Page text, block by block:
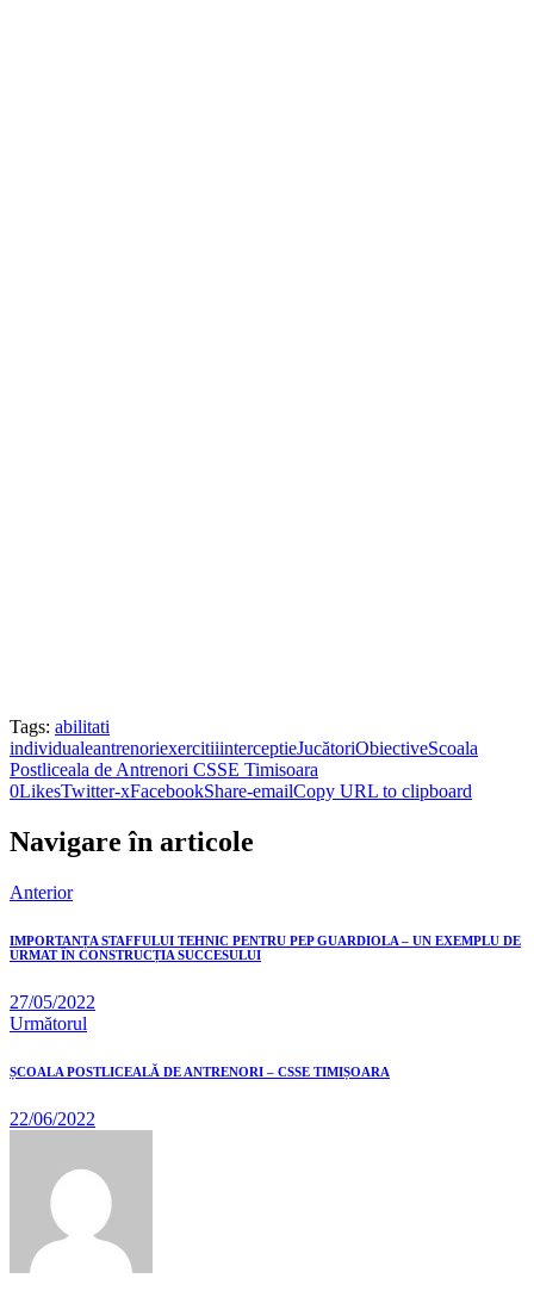
Tags: abilitati
individualeantrenoriexercitiiinterceptieJucătoriObiectiveScoala
Postliceala de Antrenori CSSE Timisoara
0LikesTwitter-xFacebookShare-emailCopy URL to clipboard
Navigare în articole
Anterior
IMPORTANȚA STAFFULUI TEHNIC PENTRU PEP GUARDIOLA – UN EXEMPLU DE
URMAT ÎN CONSTRUCȚIA SUCCESULUI
27/05/2022
Următorul
ȘCOALA POSTLICEALĂ DE ANTRENORI – CSSE TIMIȘOARA
22/06/2022